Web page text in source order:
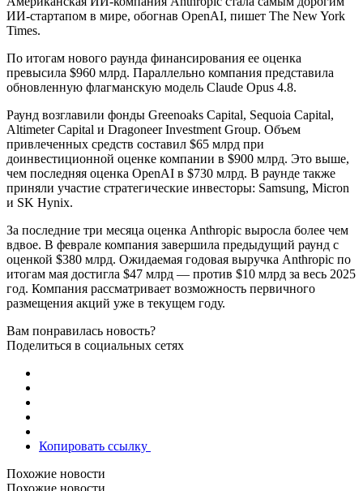
ИИ-стартапом в мире, обогнав OpenAI, пишет The New York
Times.
По итогам нового раунда финансирования ее оценка
превысила $960 млрд. Параллельно компания представила
обновленную флагманскую модель Claude Opus 4.8.
Раунд возглавили фонды Greenoaks Capital, Sequoia Capital,
Altimeter Capital и Dragoneer Investment Group. Объем
привлеченных средств составил $65 млрд при
доинвестиционной оценке компании в $900 млрд. Это выше,
чем последняя оценка OpenAI в $730 млрд. В раунде также
приняли участие стратегические инвесторы: Samsung, Micron
и SK Hynix.
За последние три месяца оценка Anthropic выросла более чем
вдвое. В феврале компания завершила предыдущий раунд с
оценкой $380 млрд. Ожидаемая годовая выручка Anthropic по
итогам мая достигла $47 млрд — против $10 млрд за весь 2025
год. Компания рассматривает возможность первичного
размещения акций уже в текущем году.
Вам понравилась новость?
Поделиться в социальных сетях
Копировать ссылку
Похожие новости
Похожие новости